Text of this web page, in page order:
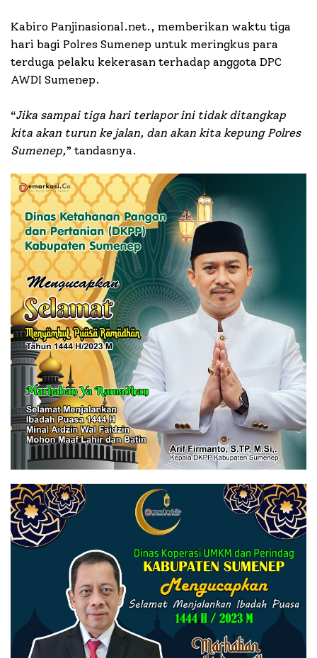
Kabiro Panjinasional.net., memberikan waktu tiga
hari bagi Polres Sumenep untuk meringkus para
terduga pelaku kekerasan terhadap anggota DPC
AWDI Sumenep.
“Jika sampai tiga hari terlapor ini tidak ditangkap
kita akan turun ke jalan, dan akan kita kepung Polres
Sumenep,” tandasnya.